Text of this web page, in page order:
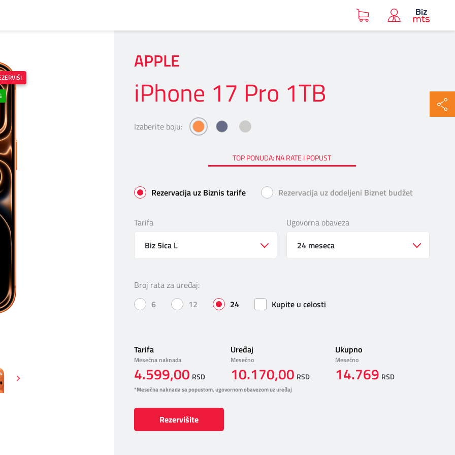
APPLE
iPhone 17 Pro 1TB
Izaberite boju: iphone_17_pro_1tb_cosmic_orange
iphone_17_pro_1tb_deep_blue
iphone_17_pro_1tb_silver
TOP PONUDA: NA RATE I POPUST
Rezervacija uz Biznis tarife Rezervacija uz dodeljeni Biznet budžet
Tarifa
Biz 5ica L
Ugovorna obaveza
24 meseca
Broj rata za uređaj:
6
12 24 Kupite u celosti
Tarifa
Mesečna naknada
4.599,00 RSD
Uređaj
Mesečno
10.170,00 RSD
Ukupno
Mesečno
14.769 RSD
*Mesečna naknada sa popustom, ugovornom obavezom uz uređaj
Rezervišite